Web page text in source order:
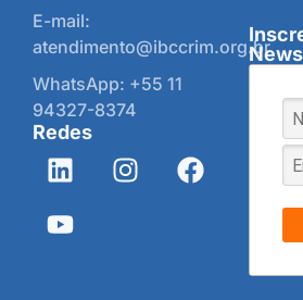
E-mail:
atendimento@ibccrim.org.br
WhatsApp: +55 11
94327-8374
Redes